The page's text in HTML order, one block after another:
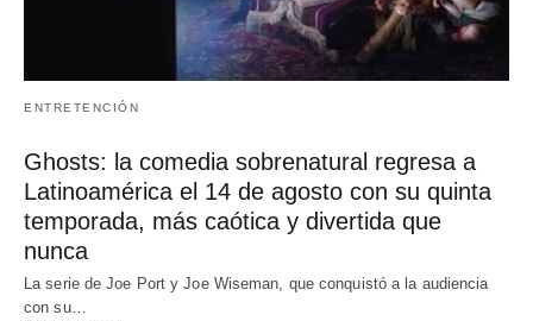
ENTRETENCIÓN
Ghosts: la comedia sobrenatural regresa a
Latinoamérica el 14 de agosto con su quinta
temporada, más caótica y divertida que
nunca
La serie de Joe Port y Joe Wiseman, que conquistó a la audiencia
con su…